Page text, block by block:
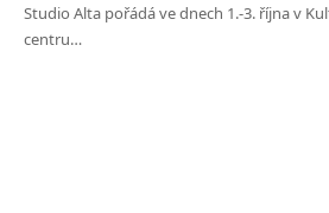
Studio Alta pořádá ve dnech 1.-3. října v
centru…